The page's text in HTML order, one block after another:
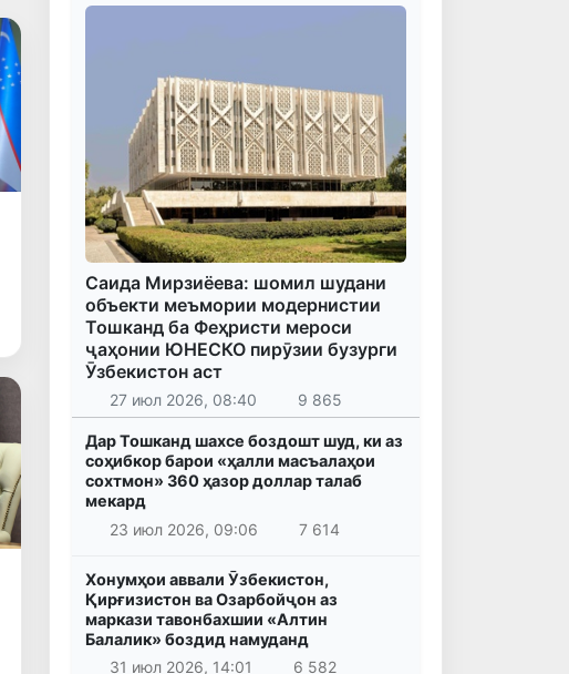
Саида Мирзиёева: шомил шудани
объекти меъмории модернистии
Тошканд ба Феҳристи мероси
ҷаҳонии ЮНЕСКО пирӯзии бузурги
Ӯзбекистон аст
27 июл 2026, 08:40 9 865
Дар Тошканд шахсе боздошт шуд, ки аз
соҳибкор барои «ҳалли масъалаҳои
сохтмон» 360 ҳазор доллар талаб
мекард
23 июл 2026, 09:06
7 614
Хонумҳои аввали Ӯзбекистон,
Қирғизистон ва Озарбойҷон аз
маркази тавонбахшии «Алтин
Балалик» боздид намуданд
31 июл 2026, 14:01
6 582